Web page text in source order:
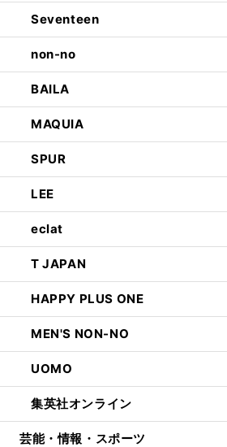
Seventeen
non-no
BAILA
MAQUIA
SPUR
LEE
eclat
T JAPAN
HAPPY PLUS ONE
MEN'S NON-NO
UOMO
集英社オンライン
芸能・情報・スポーツ